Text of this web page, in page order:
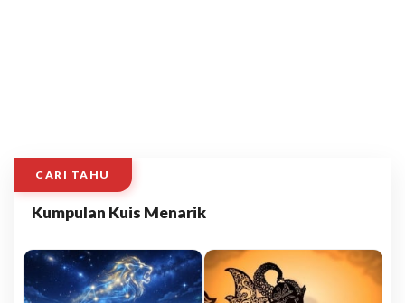
CARI TAHU
Kumpulan Kuis Menarik